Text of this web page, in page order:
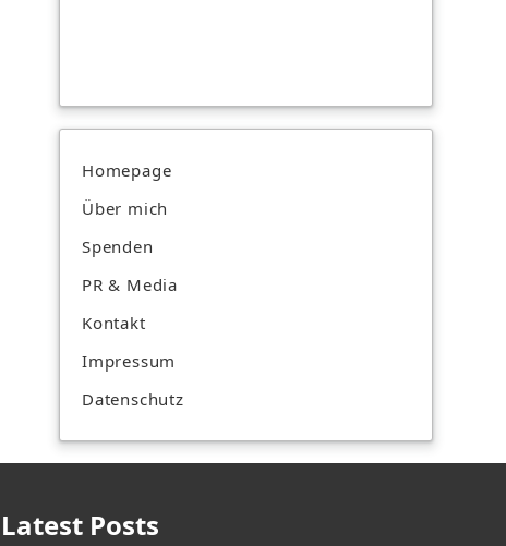
Homepage
Über mich
Spenden
PR & Media
Kontakt
Impressum
Datenschutz
Latest Posts